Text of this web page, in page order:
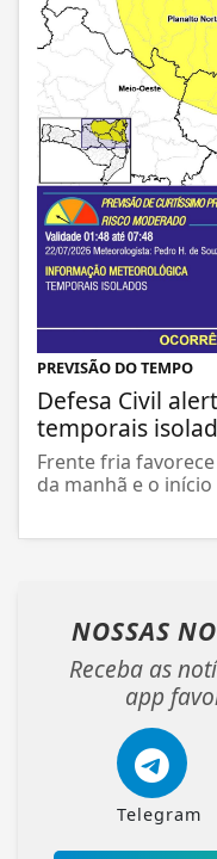
PREVISÃO DO TEMPO
Defesa Civil
temporais
Frente fria
da manhã e o
NOSSAS
Receba as
app
Telegram